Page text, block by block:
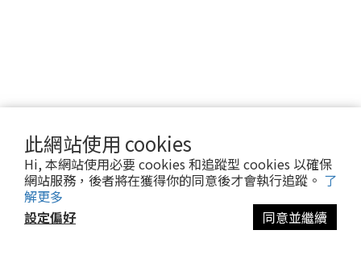
此網站使用 cookies
Hi, 本網站使用必要 cookies 和追蹤型 cookies 以確保
網站服務，後者將在獲得你的同意後才會執行追蹤。 了
解更多
設定偏好
同意並繼續